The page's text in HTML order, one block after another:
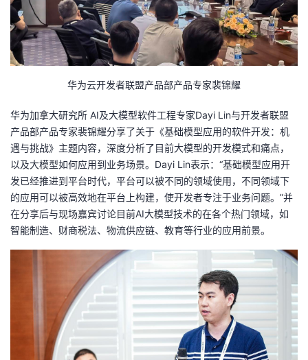
华为云开发者联盟产品部产品专家裴锦耀
华为加拿大研究所 AI及大模型软件工程专家Dayi Lin与开发者联盟
产品部产品专家裴锦耀分享了关于《基础模型应用的软件开发：机
遇与挑战》主题内容，深度分析了目前大模型的开发模式和痛点，
以及大模型如何应用到业务场景。Dayi Lin表示：“基础模型应用开
发已经推进到平台时代，平台可以被不同的领域使用，不同领域下
的应用可以被高效地在平台上构建，使开发者专注于业务问题。”并
在分享后与现场嘉宾讨论目前AI大模型技术的在各个热门领域，如
智能制造、财商税法、物流供应链、教育等行业的应用前景。